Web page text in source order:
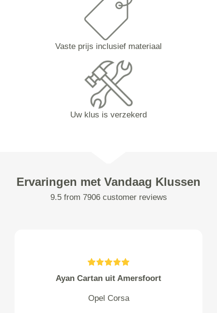
Vaste prijs inclusief materiaal
Uw klus is verzekerd
Ervaringen met Vandaag Klussen
9.5 from 7906 customer reviews
Ayan Cartan uit Amersfoort
Opel Corsa